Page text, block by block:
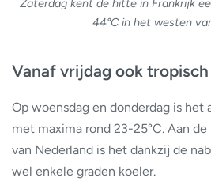
Zaterdag kent de hitte in Frankrijk
44°C in het westen
Vanaf vrijdag ook tropisch
Op woensdag en donderdag is het
met maxima rond 23-25°C. Aan
van Nederland is het dankzij de
wel enkele graden koeler.